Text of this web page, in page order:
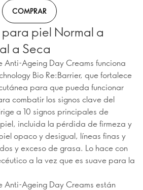
COMPRAR
piel Normal a
a Seca
Ageing Day Creams funciona
Bio Re:Barrier, que fortalece
para que pueda funcionar
combatir los signos clave del
a 10 signos principales de
incluida la pérdida de firmeza y
opaco y desigual, líneas finas y
y exceso de grasa. Lo hace con
a la vez que es suave para la
Anti-Ageing Day Creams están